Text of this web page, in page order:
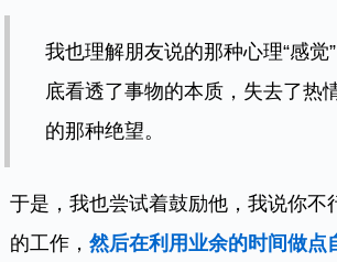
我也理解朋友说的那种心理“感觉
底看透了事物的本质，失去了热
的那种绝望。
于是，我也尝试着鼓励他，我说你不
的工作，然后在利用业余的时间做点